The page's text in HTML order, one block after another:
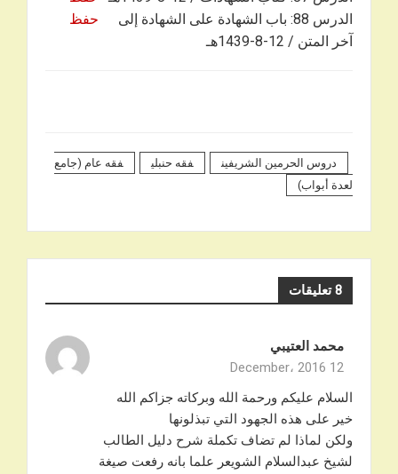
الدرس 88: باب الشهادة على الشهادة إلى
آخر المتن / 12-8-1439هـ
حفظ
دروس الحرمين الشريفين فقه حنبلي
فقه عام (جامع
لعدة أبواب)
8 تعليقات
محمد العتيبي
12 December، 2016
السلام عليكم ورحمة الله وبركاته جزاكم الله
خير على هذه الجهود التي تبذلونها
ولكن لماذا لم تضاف تكملة شرح دليل الطالب
لشيخ عبدالسلام الشويعر علما بانه رفعت صيغة